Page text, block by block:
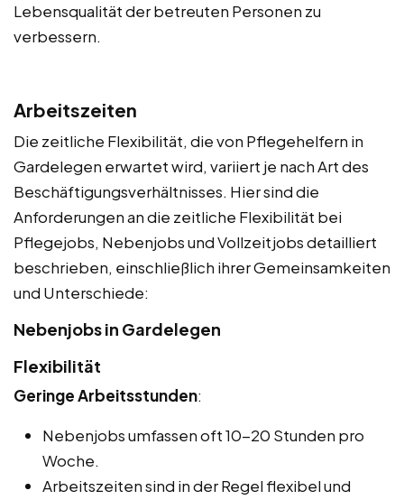
Lebensqualität der betreuten Personen zu
verbessern.
Arbeitszeiten
Die zeitliche Flexibilität, die von Pflegehelfern in
Gardelegen erwartet wird, variiert je nach Art des
Beschäftigungsverhältnisses. Hier sind die
Anforderungen an die zeitliche Flexibilität bei
Pflegejobs, Nebenjobs und Vollzeitjobs detailliert
beschrieben, einschließlich ihrer Gemeinsamkeiten
und Unterschiede:
Nebenjobs in Gardelegen
Flexibilität
Geringe Arbeitsstunden:
Nebenjobs umfassen oft 10-20 Stunden pro
Woche.
Arbeitszeiten sind in der Regel flexibel und